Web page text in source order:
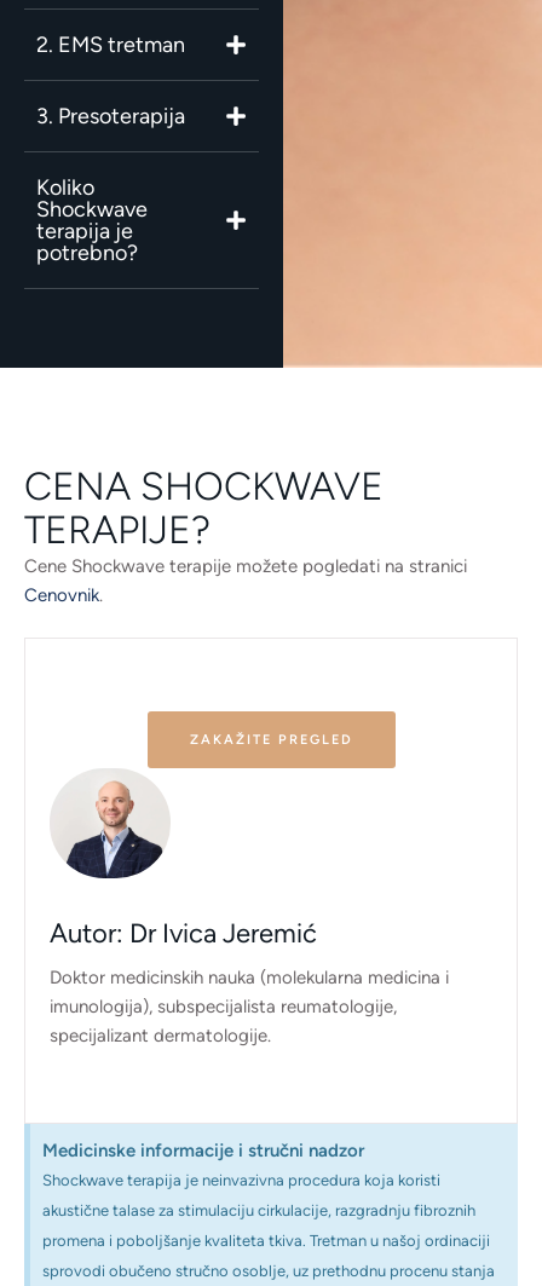
2. EMS tretman
3. Presoterapija
Koliko
Shockwave
terapija je
potrebno?
CENA SHOCKWAVE
TERAPIJE?
Cene Shockwave terapije možete pogledati na stranici
Cenovnik.
ZAKAŽITE PREGLED
Autor: Dr Ivica Jeremić
Doktor medicinskih nauka (molekularna medicina i
imunologija), subspecijalista reumatologije,
specijalizant dermatologije.
Medicinske informacije i stručni nadzor
Shockwave terapija je neinvazivna procedura koja koristi
akustične talase za stimulaciju cirkulacije, razgradnju fibroznih
promena i poboljšanje kvaliteta tkiva. Tretman u našoj ordinaciji
sprovodi obučeno stručno osoblje, uz prethodnu procenu stanja